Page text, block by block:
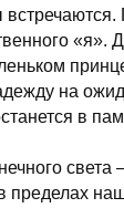
«я».
на
в